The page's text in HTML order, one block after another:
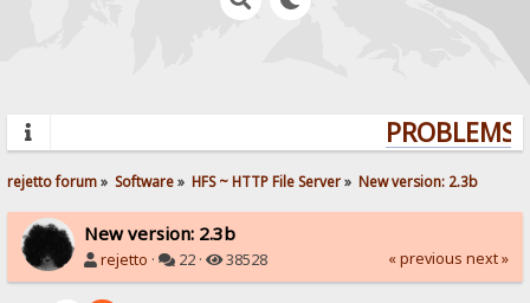
rejetto forum» Software» HFS ~ HTTP File Server» New version: 2.3b
New version: 2.3b
rejetto · 22 · 38528 « previous next »